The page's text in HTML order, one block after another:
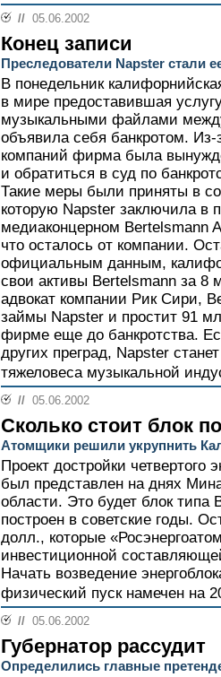
// 05.06.2002
Конец записи
Преследователи Napster стали
В понедельник
в мире предоставившая
музыкальными файлами
объявила себя банкротом.
компаний фирма была
и обратиться в суд по
Такие меры были приняты в
которую Napster заключила
медиаконцерном Bertelsmann
что осталось от компании.
официальным данным,
свои активы Bertelsmann за 8
адвокат компании Рик Сири,
займы Napster и простит 91
фирме еще до банкротства.
других преград, Napster
тяжеловеса музыкальной
// 05.06.2002
Сколько стоит блок
Атомщики решили укрупнить
Проект достройки четвертого
был представлен на днях
области. Это будет блок
построен в советские годы.
долл., которые
инвестиционной
Начать возведение
физический пуск намечен на
// 05.06.2002
Губернатор рассудит
Определились главные